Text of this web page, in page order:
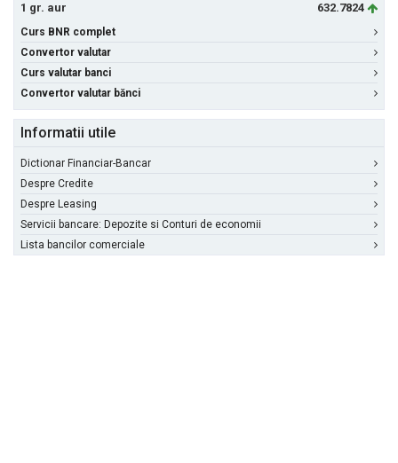
1 gr. aur
632.7824
Curs BNR complet
Convertor valutar
Curs valutar banci
Convertor valutar bănci
Informatii utile
Dictionar Financiar-Bancar
Despre Credite
Despre Leasing
Servicii bancare: Depozite si Conturi de economii
Lista bancilor comerciale